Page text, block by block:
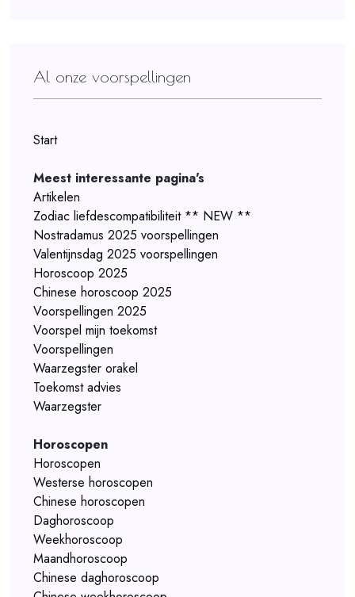
Al onze voorspellingen
Start
Meest interessante pagina's
Artikelen
Zodiac liefdescompatibiliteit ** NEW **
Nostradamus 2025 voorspellingen
Valentijnsdag 2025 voorspellingen
Horoscoop 2025
Chinese horoscoop 2025
Voorspellingen 2025
Voorspel mijn toekomst
Voorspellingen
Waarzegster orakel
Toekomst advies
Waarzegster
Horoscopen
Horoscopen
Westerse horoscopen
Chinese horoscopen
Daghoroscoop
Weekhoroscoop
Maandhoroscoop
Chinese daghoroscoop